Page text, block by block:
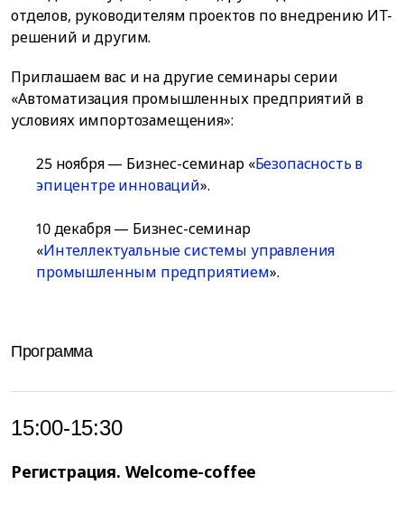
отделов, руководителям проектов по внедрению ИT-
решений и другим.
Приглашаем вас и на другие семинары серии
«Автоматизация промышленных предприятий в
условиях импортозамещения»:
25 ноября — Бизнес-семинар «Безопасность в
эпицентре инноваций».
10 декабря — Бизнес-семинар
«Интеллектуальные системы управления
промышленным предприятием».
Программа
15:00-15:30
Регистрация. Welcome-coffee